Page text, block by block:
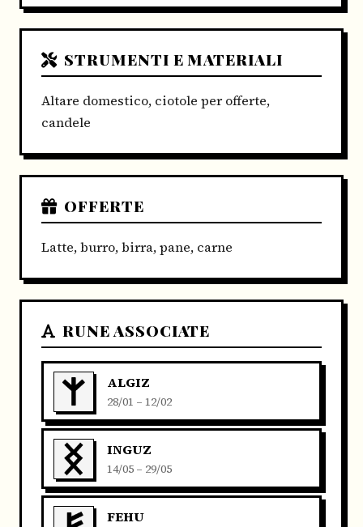
STRUMENTI E MATERIALI
Altare domestico, ciotole per offerte,
candele
OFFERTE
Latte, burro, birra, pane, carne
RUNE ASSOCIATE
ALGIZ
28/01 – 12/02
INGUZ
14/05 – 29/05
FEHU